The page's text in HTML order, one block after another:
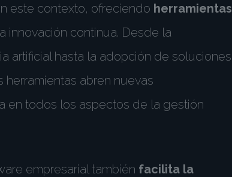
este contexto, ofreciendo herramientas
innovación continua. Desde la
artificial hasta la adopción de soluciones
abren nuevas
en todos los aspectos de la gestión
empresarial también facilita la